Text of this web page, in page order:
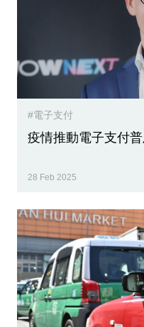
#電子支付
疫情推動電子支付
28 Feb 2025